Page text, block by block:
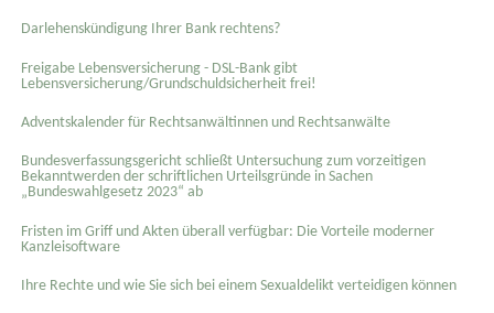
Darlehenskündigung Ihrer Bank rechtens?
Freigabe Lebensversicherung - DSL-Bank gibt
Lebensversicherung/Grundschuldsicherheit frei!
Adventskalender für Rechtsanwältinnen und Rechtsanwälte
Bundesverfassungsgericht schließt Untersuchung zum vorzeitigen
Bekanntwerden der schriftlichen Urteilsgründe in Sachen
„Bundeswahlgesetz 2023“ ab
Fristen im Griff und Akten überall verfügbar: Die Vorteile moderner
Kanzleisoftware
Ihre Rechte und wie Sie sich bei einem Sexual­delikt verteidigen können